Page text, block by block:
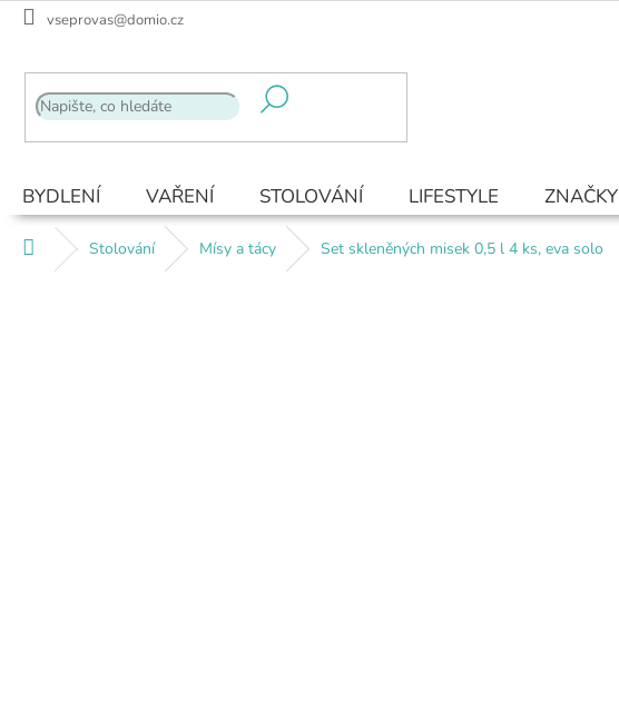
Přejít
vseprovas@domio.cz
BYDLENÍ VAŘENÍ STOLOVÁNÍ LIFESTYLE ZNAČKY
Domů Stolování Mísy a tácy Set skleněných misek 0,5 l 4 ks, eva solo